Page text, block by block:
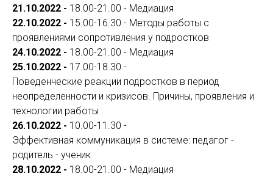
21.10.2022 - 18.00-21.00 - Медиация
22.10.2022 - 15.00-16.30 - Методы работы с
проявлениями сопротивления у подростков
24.10.2022 - 18.00-21.00 - Медиация
25.10.2022 - 17.00-18.30 -
Поведенческие реакции подростков в период
неопределенности и кризисов. Причины, проявления и
технологии работы
26.10.2022 - 10.00-11.30 -
Эффективная коммуникация в системе: педагог -
родитель - ученик
28.10.2022 - 18.00-21.00 - Медиация